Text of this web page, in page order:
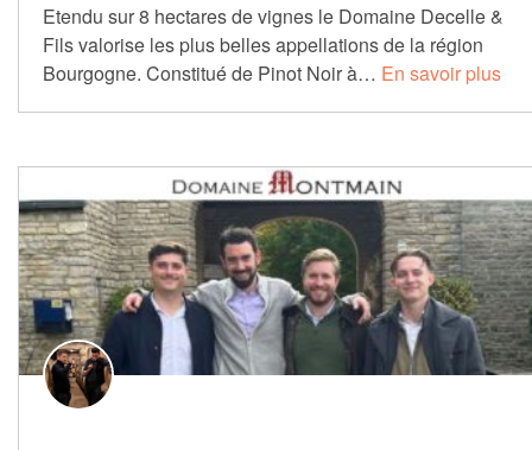
Etendu sur 8 hectares de vignes le Domaine Decelle &
Fils valorise les plus belles appellations de la région
Bourgogne. Constitué de Pinot Noir à… En savoir plus